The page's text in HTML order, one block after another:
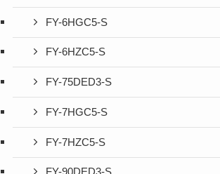
FY-6HGC5-S
FY-6HZC5-S
FY-75DED3-S
FY-7HGC5-S
FY-7HZC5-S